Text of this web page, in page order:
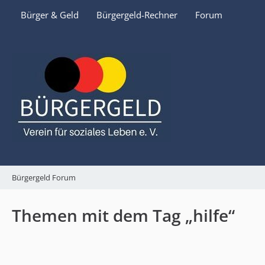
Bürger & Geld Bürgergeld-Rechner Forum
Bürgergeld Forum
Themen mit dem Tag „hilfe“